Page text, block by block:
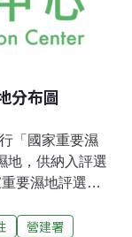
分布圖
「國家重要濕
地，供納入評選
要濕地評選小
建署推薦68處
營建署